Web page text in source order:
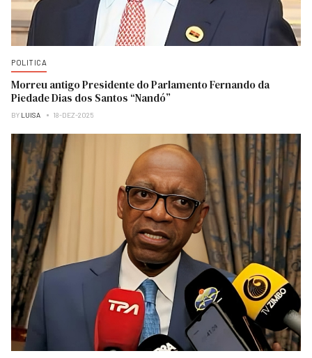
POLITICA
Morreu antigo Presidente do Parlamento Fernando da
Piedade Dias dos Santos “Nandó”
BY LUISA 18-DEZ-2025